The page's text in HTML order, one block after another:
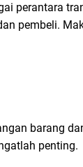
perantara
pembeli.
barang
penting.